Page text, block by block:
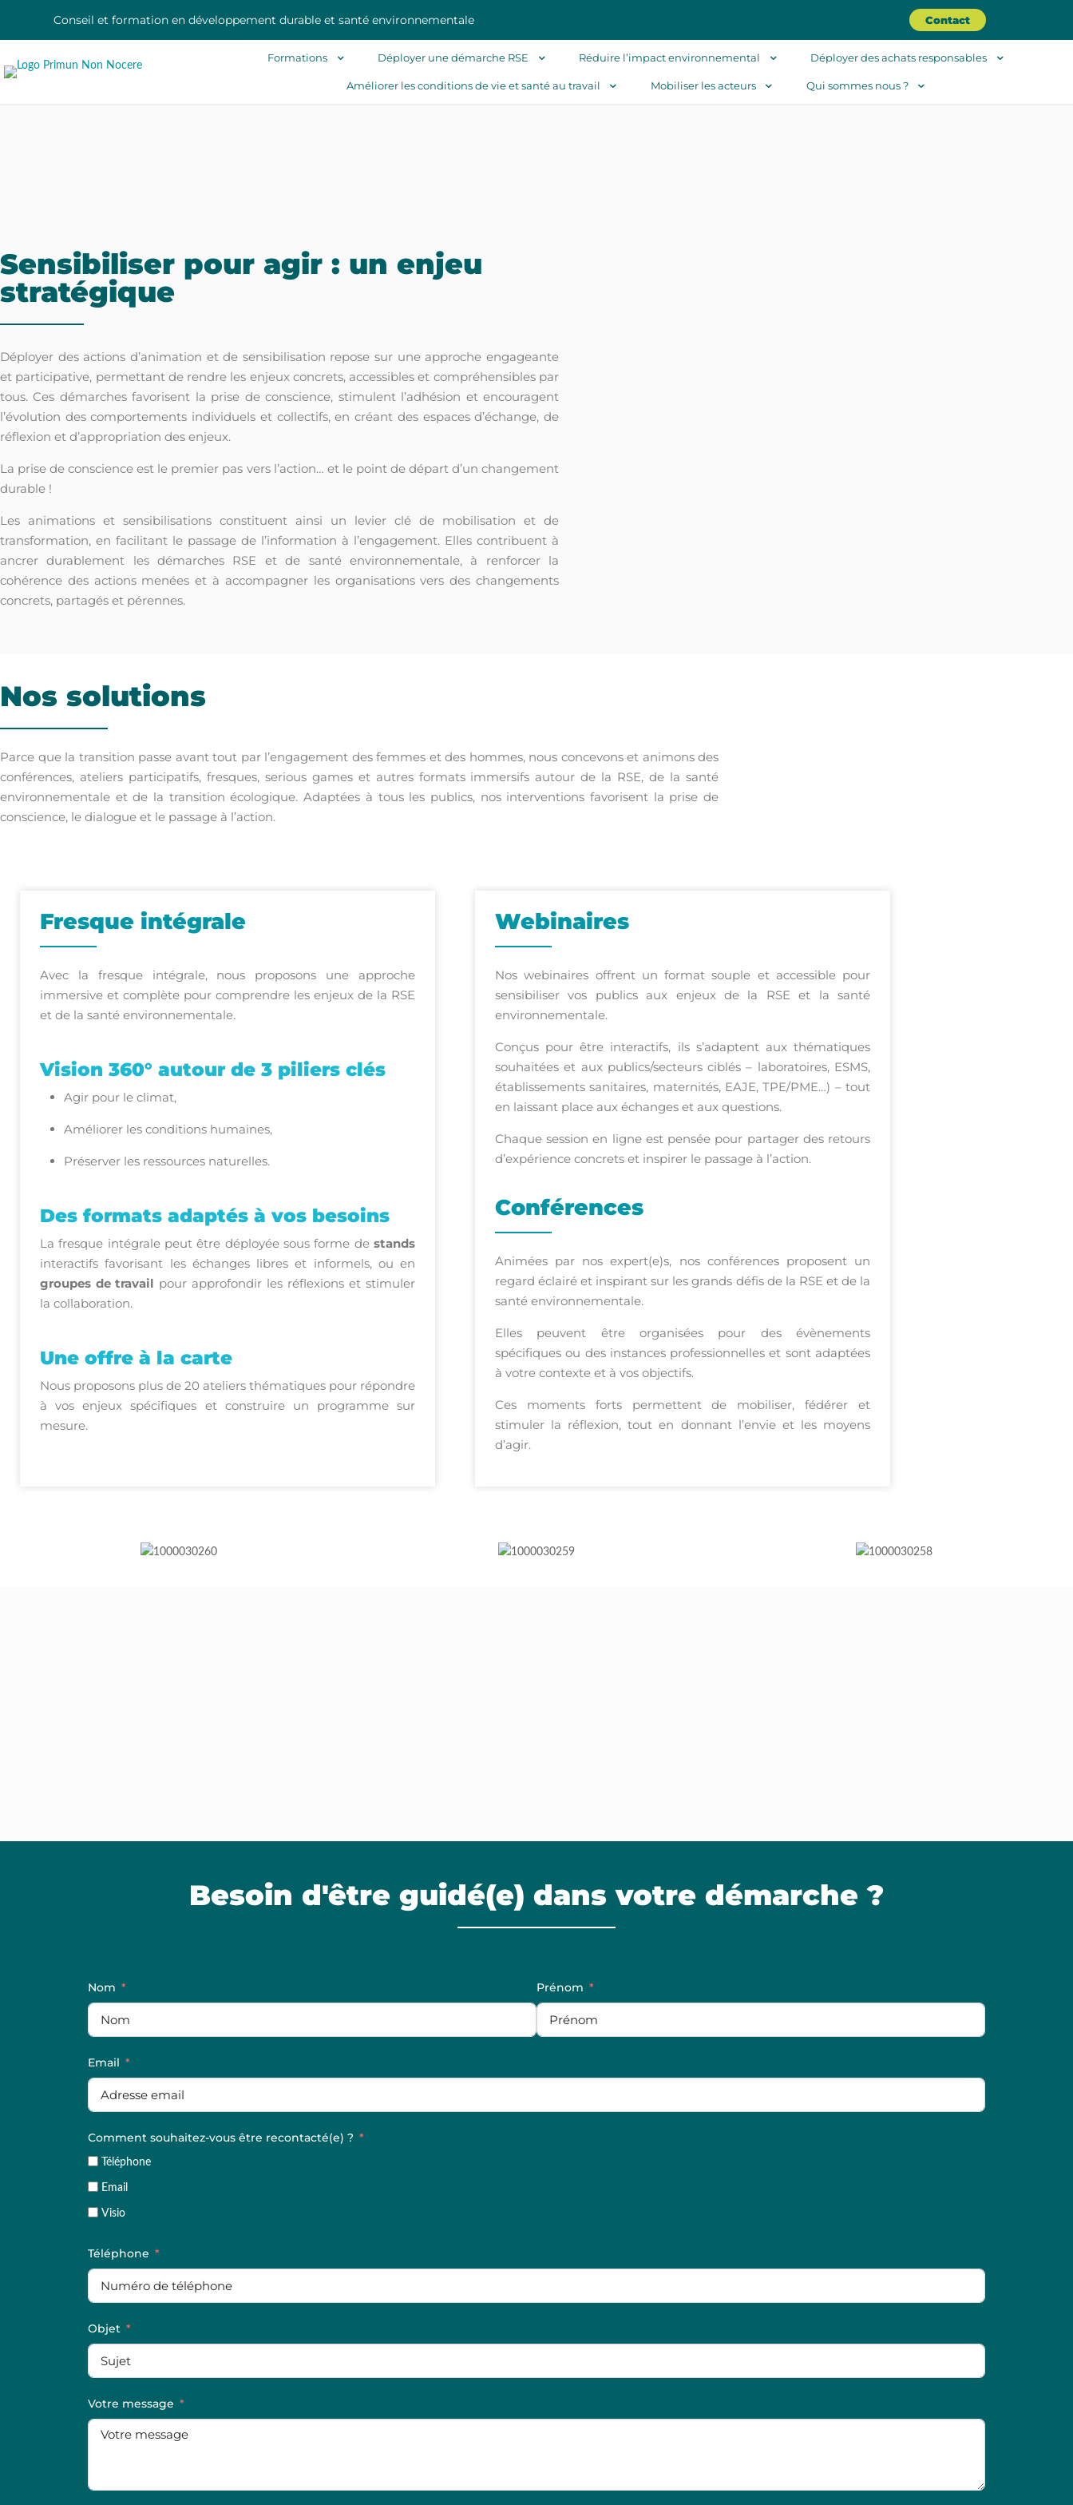
Conseil et formation en développement durable et santé environnementale Contact
Formations Déployer une démarche RSE Réduire l’impact environnemental Déployer des achats responsables
Améliorer les conditions de vie et santé au travail Mobiliser les acteurs Qui sommes nous ?
Sensibiliser pour agir : un enjeu
stratégique
Déployer des actions d’animation et de sensibilisation repose sur une approche engageante
et participative, permettant de rendre les enjeux concrets, accessibles et compréhensibles par
tous. Ces démarches favorisent la prise de conscience, stimulent l’adhésion et encouragent
l’évolution des comportements individuels et collectifs, en créant des espaces d’échange, de
réflexion et d’appropriation des enjeux.
La prise de conscience est le premier pas vers l’action… et le point de départ d’un changement
durable !
Les animations et sensibilisations constituent ainsi un levier clé de mobilisation et de
transformation, en facilitant le passage de l’information à l’engagement. Elles contribuent à
ancrer durablement les démarches RSE et de santé environnementale, à renforcer la
cohérence des actions menées et à accompagner les organisations vers des changements
concrets, partagés et pérennes.
Nos solutions
Parce que la transition passe avant tout par l’engagement des femmes et des hommes, nous concevons et animons des
conférences, ateliers participatifs, fresques, serious games et autres formats immersifs autour de la RSE, de la santé
environnementale et de la transition écologique. Adaptées à tous les publics, nos interventions favorisent la prise de
conscience, le dialogue et le passage à l’action.
Fresque intégrale
Avec la fresque intégrale, nous proposons une approche
immersive et complète pour comprendre les enjeux de la RSE
et de la santé environnementale.
Vision 360° autour de 3 piliers clés
Agir pour le climat,
Améliorer les conditions humaines,
Préserver les ressources naturelles.
Des formats adaptés à vos besoins
La fresque intégrale peut être déployée sous forme de stands
interactifs favorisant les échanges libres et informels, ou en
groupes de travail pour approfondir les réflexions et stimuler
la collaboration.
Une offre à la carte
Nous proposons plus de 20 ateliers thématiques pour répondre
à vos enjeux spécifiques et construire un programme sur
mesure.
Webinaires
Nos webinaires offrent un format souple et accessible pour
sensibiliser vos publics aux enjeux de la RSE et la santé
environnementale.
Conçus pour être interactifs, ils s’adaptent aux thématiques
souhaitées et aux publics/secteurs ciblés – laboratoires, ESMS,
établissements sanitaires, maternités, EAJE, TPE/PME…) – tout
en laissant place aux échanges et aux questions.
Chaque session en ligne est pensée pour partager des retours
d’expérience concrets et inspirer le passage à l’action.
Conférences
Animées par nos expert(e)s, nos conférences proposent un
regard éclairé et inspirant sur les grands défis de la RSE et de la
santé environnementale.
Elles peuvent être organisées pour des évènements
spécifiques ou des instances professionnelles et sont adaptées
à votre contexte et à vos objectifs.
Ces moments forts permettent de mobiliser, fédérer et
stimuler la réflexion, tout en donnant l’envie et les moyens
d’agir.
Besoin d'être guidé(e) dans votre démarche ?
Nom Prénom
Email
Comment souhaitez-vous être recontacté(e) ?
Téléphone
Email
Visio
Téléphone
Objet
Votre message